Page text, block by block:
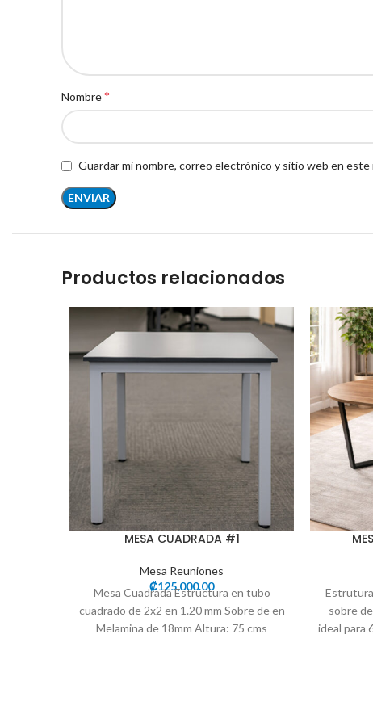
Nombre*
Guardar mi nombre, correo electrónico y sitio web en
Productos relacionados
MESA CUADRADA #1
Mesa Reuniones
₡125,000.00
Mesa Cuadrada Estructura en tubo
cuadrado de 2x2 en 1.20 mm Sobre de en
Melamina de 18mm Altura: 75 cms
sobre
ideal para